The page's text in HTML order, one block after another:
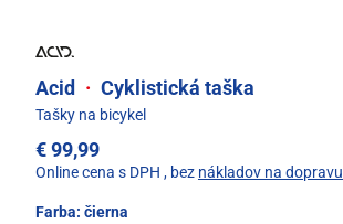
Acid · Cyklistická taška
Tašky na bicykel
€ 99,99
Online cena s DPH , bez nákladov na dopravu
Farba: čierna